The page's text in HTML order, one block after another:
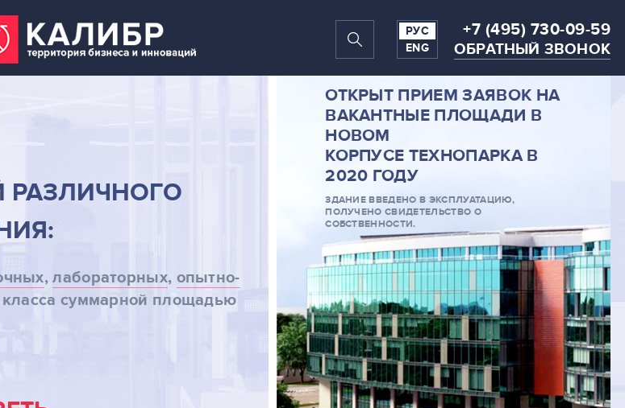
+7 (495) 730-09-59
ОБРАТНЫЙ ЗВОНОК
РУС
ENG
,лабораторных, опытно-
класса суммарной площадью
ОТКРЫТ ПРИЕМ ЗАЯВОК НА
ВАКАНТНЫЕ ПЛОЩАДИ В
НОВОМ
КОРПУСЕ ТЕХНОПАРКА В
2020 ГОДУ
ЗДАНИЕ ВВЕДЕНО В ЭКСПЛУАТАЦИЮ,
ПОЛУЧЕНО СВИДЕТЕЛЬСТВО О
СОБСТВЕННОСТИ.